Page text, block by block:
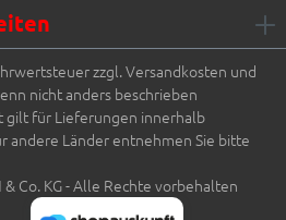
zzgl. Versandkosten und
nicht anders beschrieben
für Lieferungen innerhalb
andere Länder entnehmen Sie bitte
Co. KG - Alle Rechte vorbehalten